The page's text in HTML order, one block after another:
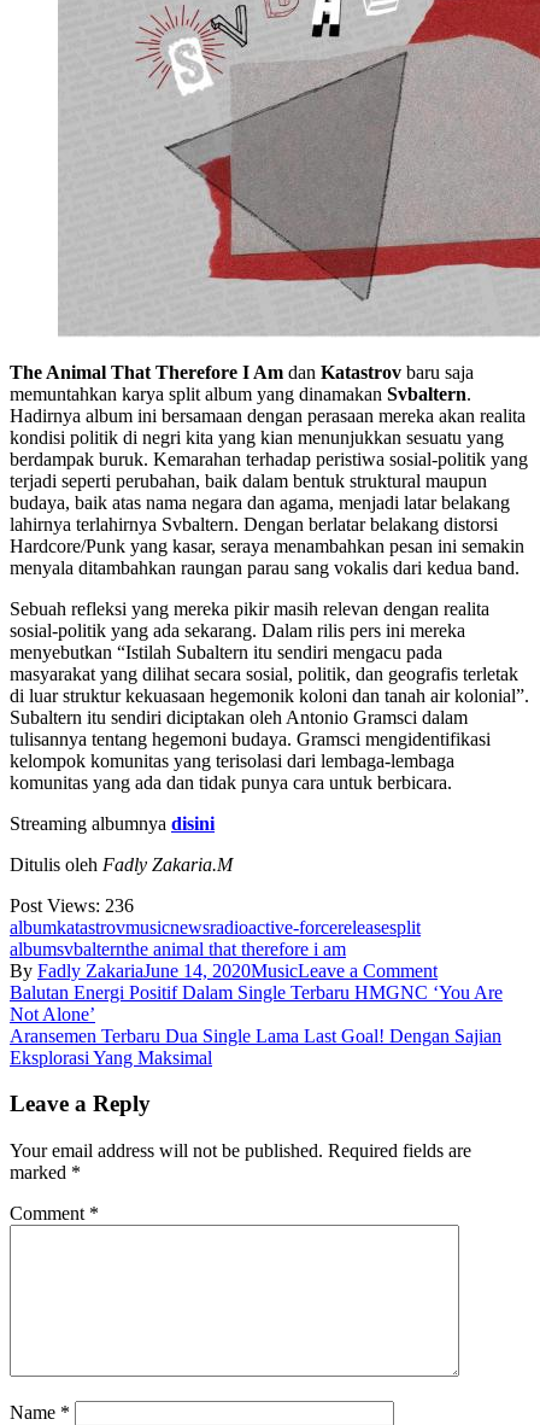
The Animal That Therefore I Am dan Katastrov baru saja
memuntahkan karya split album yang dinamakan Svbaltern.
Hadirnya album ini bersamaan dengan perasaan mereka akan realita
kondisi politik di negri kita yang kian menunjukkan sesuatu yang
berdampak buruk. Kemarahan terhadap peristiwa sosial-politik yang
terjadi seperti perubahan, baik dalam bentuk struktural maupun
budaya, baik atas nama negara dan agama, menjadi latar belakang
lahirnya terlahirnya Svbaltern. Dengan berlatar belakang distorsi
Hardcore/Punk yang kasar, seraya menambahkan pesan ini semakin
menyala ditambahkan raungan parau sang vokalis dari kedua band.
Sebuah refleksi yang mereka pikir masih relevan dengan realita
sosial-politik yang ada sekarang. Dalam rilis pers ini mereka
menyebutkan “Istilah Subaltern itu sendiri mengacu pada
masyarakat yang dilihat secara sosial, politik, dan geografis terletak
di luar struktur kekuasaan hegemonik koloni dan tanah air kolonial”.
Subaltern itu sendiri diciptakan oleh Antonio Gramsci dalam
tulisannya tentang hegemoni budaya. Gramsci mengidentifikasi
kelompok komunitas yang terisolasi dari lembaga-lembaga
komunitas yang ada dan tidak punya cara untuk berbicara.
Streaming albumnya disini
Ditulis oleh Fadly Zakaria.M
Post Views: 236
albumkatastrovmusicnewsradioactive-forcereleasesplit
albumsvbalternthe animal that therefore i am
By Fadly ZakariaJune 14, 2020MusicLeave a Commenton
Raungan
The
Am
Split
Post
navigation
Balutan Energi Positif Dalam Single Terbaru HMGNC ‘You Are
Not Alone’
Aransemen Terbaru Dua Single Lama Last Goal! Dengan Sajian
Eksplorasi Yang Maksimal
Leave a Reply
Your email address will not be published. Required fields are
marked *
Comment *
Name *